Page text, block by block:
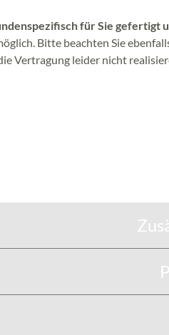
für Sie gefertigt
Bitte beachten Sie
Vertragung leider nicht